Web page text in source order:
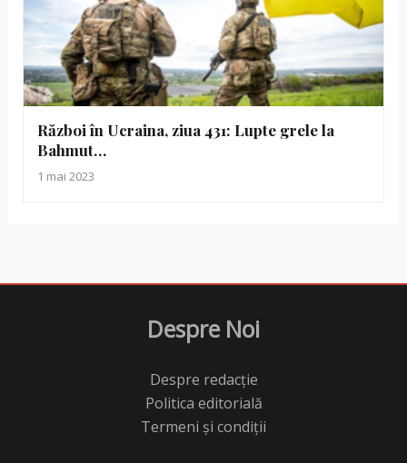
Război în Ucraina, ziua 431: Lupte grele la
Bahmut…
1 mai 2023
Despre Noi
Despre redacție
Politica editorială
Termeni și condiții